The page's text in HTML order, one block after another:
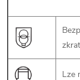
á
d
a
Lze